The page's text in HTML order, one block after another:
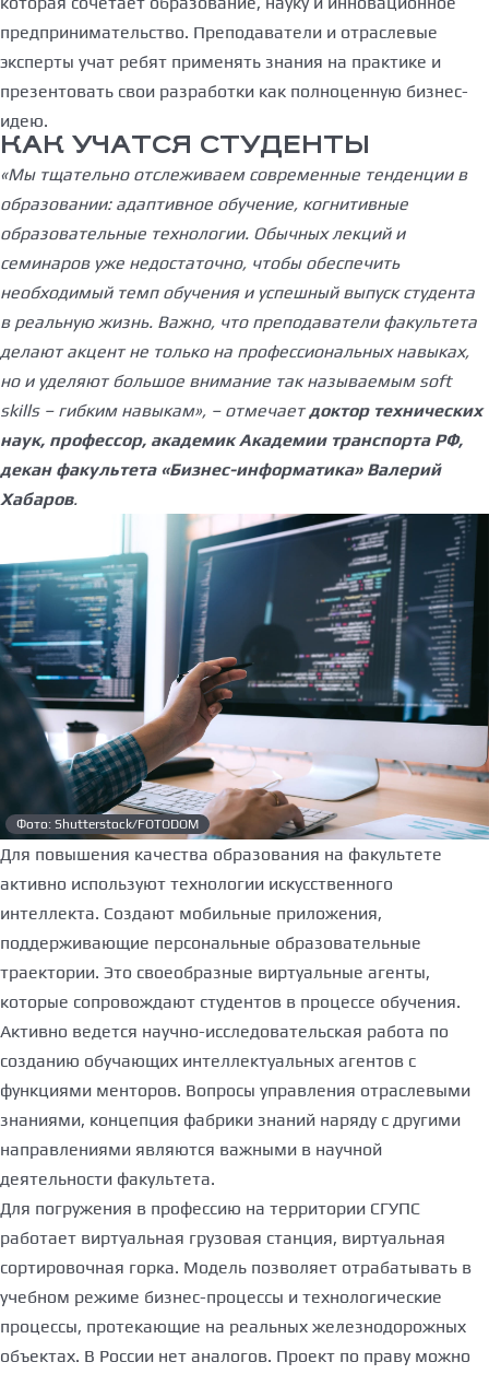
предпринимательство. Преподаватели и отраслевые
эксперты учат ребят применять знания на практике и
презентовать свои разработки как полноценную бизнес-
идею.
КАК УЧАТСЯ СТУДЕНТЫ
«Мы тщательно отслеживаем современные тенденции в
образовании: адаптивное обучение, когнитивные
образовательные технологии. Обычных лекций и
семинаров уже недостаточно, чтобы обеспечить
необходимый темп обучения и успешный выпуск студента
в реальную жизнь. Важно, что преподаватели факультета
делают акцент не только на профессиональных навыках,
но и уделяют большое внимание так называемым soft
skills – гибким навыкам», – отмечаетдоктор технических
наук, профессор, академик Академии транспорта РФ,
декан факультета «Бизнес-информатика» Валерий
Хабаров.
Фото: Shutterstock/FOTODOM
Для повышения качества образования на факультете
активно используют технологии искусственного
интеллекта. Создают мобильные приложения,
поддерживающие персональные образовательные
траектории. Это своеобразные виртуальные агенты,
которые сопровождают студентов в процессе обучения.
Активно ведется научно-исследовательская работа по
созданию обучающих интеллектуальных агентов с
функциями менторов. Вопросы управления отраслевыми
знаниями, концепция фабрики знаний наряду с другими
направлениями являются важными в научной
деятельности факультета.
Для погружения в профессию на территории СГУПС
работает виртуальная грузовая станция, виртуальная
сортировочная горка. Модель позволяет отрабатывать в
учебном режиме бизнес-процессы и технологические
процессы, протекающие на реальных железнодорожных
объектах. В России нет аналогов. Проект по праву можно